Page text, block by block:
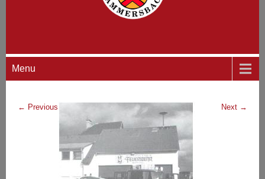
Menu
← Previous Next →